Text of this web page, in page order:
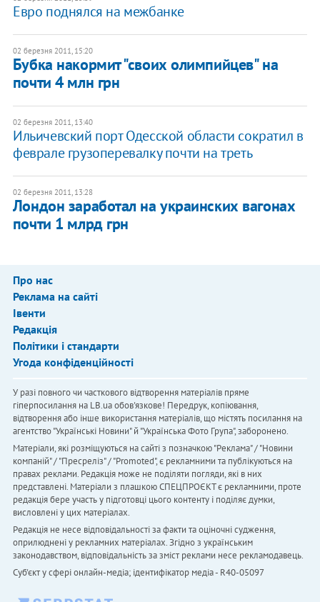
Евро поднялся на межбанке
02 березня 2011, 15:20
Бубка накормит "своих олимпийцев" на
почти 4 млн грн
02 березня 2011, 13:40
Ильичевский порт Одесской области сократил в
феврале грузоперевалку почти на треть
02 березня 2011, 13:28
Лондон заработал на украинских вагонах
почти 1 млрд грн
Про нас
Реклама на сайті
Івенти
Редакція
Політики і стандарти
Угода конфіденційності
У разі повного чи часткового відтворення матеріалів пряме
гіперпосилання на LB.ua обов'язкове! Передрук, копіювання,
відтворення або інше використання матеріалів, що містять посилання на
агентство "Українськi Новини" й "Українська Фото Група", заборонено.
Матеріали, які розміщуються на сайті з позначкою "Реклама" / "Новини
компаній" / "Пресреліз" / "Promoted", є рекламними та публікуються на
правах реклами. Редакція може не поділяти погляди, які в них
представлені. Матеріали з плашкою СПЕЦПРОЄКТ є рекламними, проте
редакція бере участь у підготовці цього контенту і поділяє думки,
висловлені у цих матеріалах.
Редакція не несе відповідальності за факти та оціночні судження,
оприлюднені у рекламних матеріалах. Згідно з українським
законодавством, відповідальність за зміст реклами несе рекламодавець.
Cуб'єкт у сфері онлайн-медіа; ідентифікатор медіа - R40-05097